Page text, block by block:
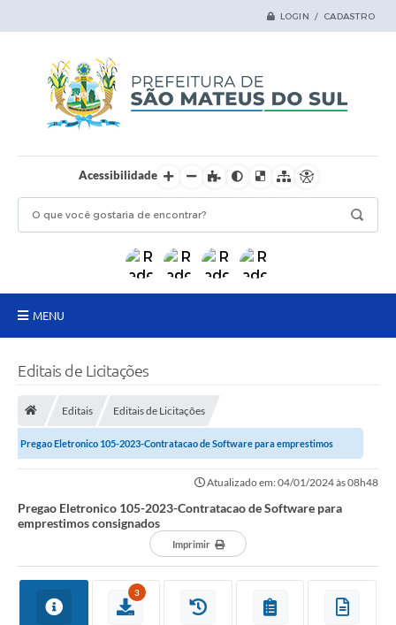
LOGIN / CADASTRO
Acessibilidade
MENU
Transparência
Turismo
Ouvidoria
A Prefeitura
Editais de Licitações
Editais Editais de Licitações
Pregao Eletronico 105-2023-Contratacao de Software para emprestimos
Atualizado em: 04/01/2024 às 08h48
Pregao Eletronico 105-2023-Contratacao de Software para
emprestimos consignados
Imprimir
3